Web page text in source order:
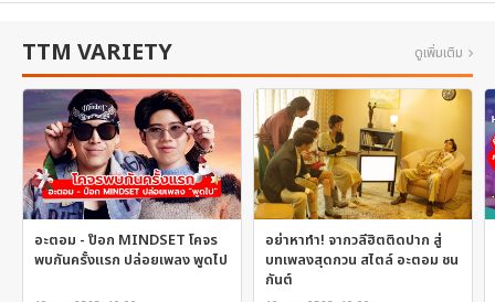
TTM VARIETY ดูเพิ่มเติม
อะตอม - ป๊อก MINDSET โคจร
พบกันครั้งแรก ปล่อยเพลง พูดไป
อย่าหาทำ! จากวลีฮิตติดปาก สู่
บทเพลงสุดกวน สไตล์ อะตอม ชน
กันต์